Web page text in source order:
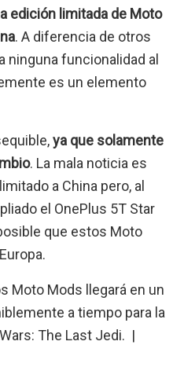
edición limitada de Moto
. A diferencia de otros
ninguna funcionalidad al
es un elemento
ya que solamente
. La mala noticia es
a China pero, al
el OnePlus 5T Star
que estos Moto
Moto Mods llegará en un
a tiempo para la
The Last Jedi. |